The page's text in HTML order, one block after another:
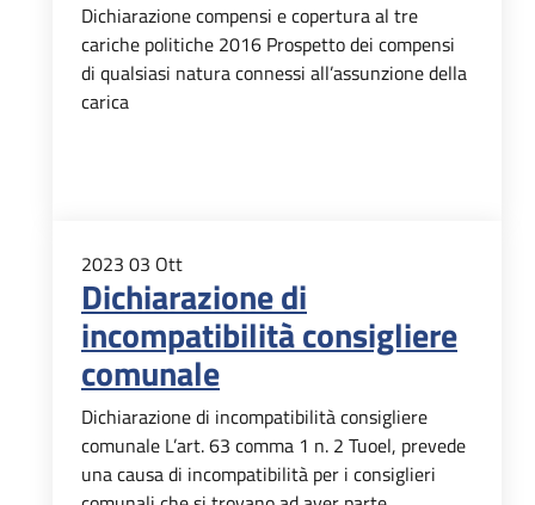
Dichiarazione compensi e copertura al tre
cariche politiche 2016 Prospetto dei compensi
di qualsiasi natura connessi all’assunzione della
carica
2023 03 Ott
Dichiarazione di
incompatibilità consigliere
comunale
Dichiarazione di incompatibilità consigliere
comunale L’art. 63 comma 1 n. 2 Tuoel, prevede
una causa di incompatibilità per i consiglieri